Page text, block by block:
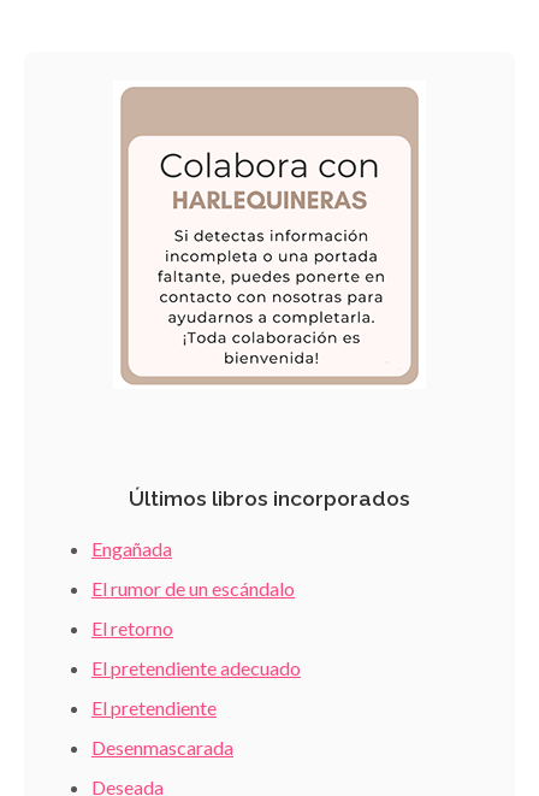
Últimos libros incorporados
Engañada
El rumor de un escándalo
El retorno
El pretendiente adecuado
El pretendiente
Desenmascarada
Deseada